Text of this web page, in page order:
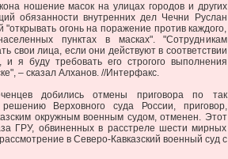
ношение масок на улицах городов и других
обязанности внутренних дел Чечни Руслан
огонь на поражение против каждого,
пунктах в масках". "Сотрудникам
свои лица, если они действуют в соответствии
я буду требовать его строгого выполнения
– сказал Алханов. //Интерфакс.
добились отмены приговора по так
Верховного суда России, приговор,
окружным военным судом, отменен. Этот
ГРУ, обвиненных в расстреле шести мирных
в Северо-Кавказский военный суд с